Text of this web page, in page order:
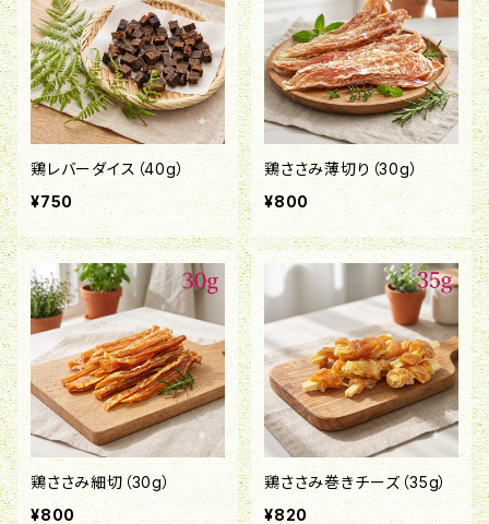
鶏レバーダイス（40g）
¥750
鶏ささみ薄切り（30g）
¥800
鶏ささみ細切（30g）
¥800
鶏ささみ巻きチーズ（35g）
¥820